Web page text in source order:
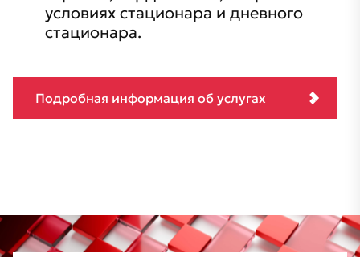
условиях стационара и дневного
стационара.
Подробная информация об услугах